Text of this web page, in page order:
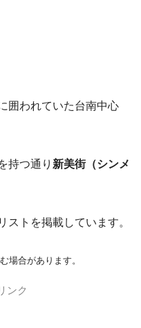
囲われていた台南中心
持つ通り新美街（シンメ
トを掲載しています。
場合があります。
ンク